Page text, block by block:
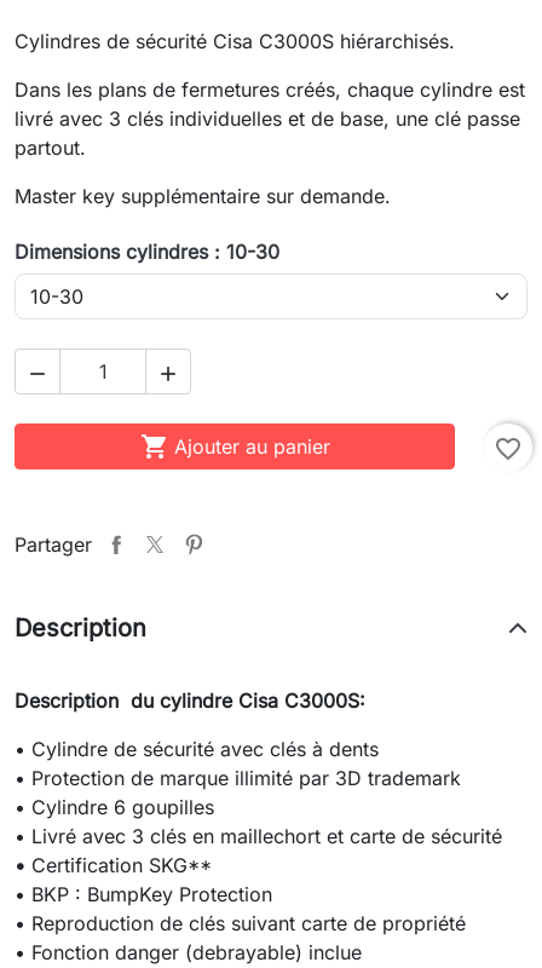
Cylindres de sécurité Cisa C3000S hiérarchisés.
Dans les plans de fermetures créés, chaque cylindre est
livré avec 3 clés individuelles et de base, une clé passe
partout.
Master key supplémentaire sur demande.
Dimensions cylindres : 10-30
 
 Ajouter au panier favorite_border
Partager
Description
Description du cylindre Cisa C3000S:
• Cylindre de sécurité avec clés à dents
• Protection de marque illimité par 3D trademark
• Cylindre 6 goupilles
• Livré avec 3 clés en maillechort et carte de sécurité
• Certification SKG**
• BKP : BumpKey Protection
• Reproduction de clés suivant carte de propriété
• Fonction danger (debrayable) inclue